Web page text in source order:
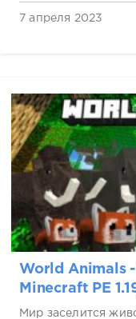
7 апреля 2023
World Animals
Minecraft PE
Мир заселится